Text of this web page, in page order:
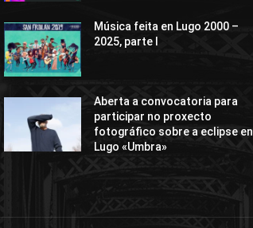
Música feita en Lugo 2000 –
2025, parte I
Aberta a convocatoria para
participar no proxecto
fotográfico sobre a eclipse en
Lugo «Umbra»